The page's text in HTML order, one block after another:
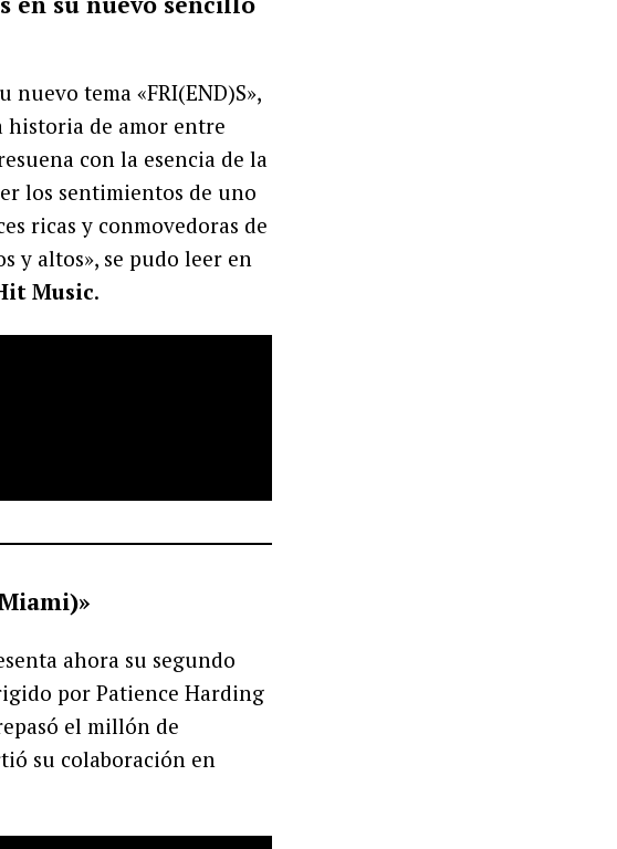
nuevo tema «FRI(END)S»,
historia de amor entre
con la esencia de la
los sentimientos de uno
ricas y conmovedoras de
y altos», se pudo leer en
Music.
ahora su segundo
por Patience Harding
el millón de
su colaboración en